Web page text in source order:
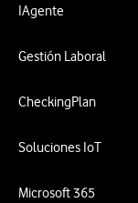
IAgente
Gestión Laboral
CheckingPlan
Soluciones IoT
Microsoft 365